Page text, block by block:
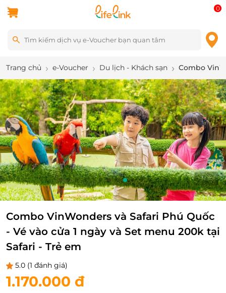
0
Trang chủ e-Voucher Du lịch - Khách sạn Combo
9/14
Combo VinWonders và Safari Phú Quốc
- Vé vào cửa 1 ngày và Set menu 200k tại
Safari - Trẻ em
5.0 (1 đánh giá)
1.170.000 đ